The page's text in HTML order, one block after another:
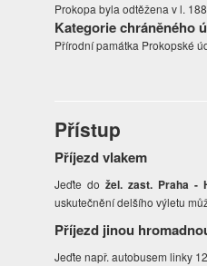
Prokopa byla odtěžena v l.
Kategorie chráněného
Přírodní památka Prokopské
Přístup
Příjezd vlakem
Jeďte dožel. zast. Praha -
uskutečnění delšího výletu
Příjezd jinou
Jeďte např. autobusem linky